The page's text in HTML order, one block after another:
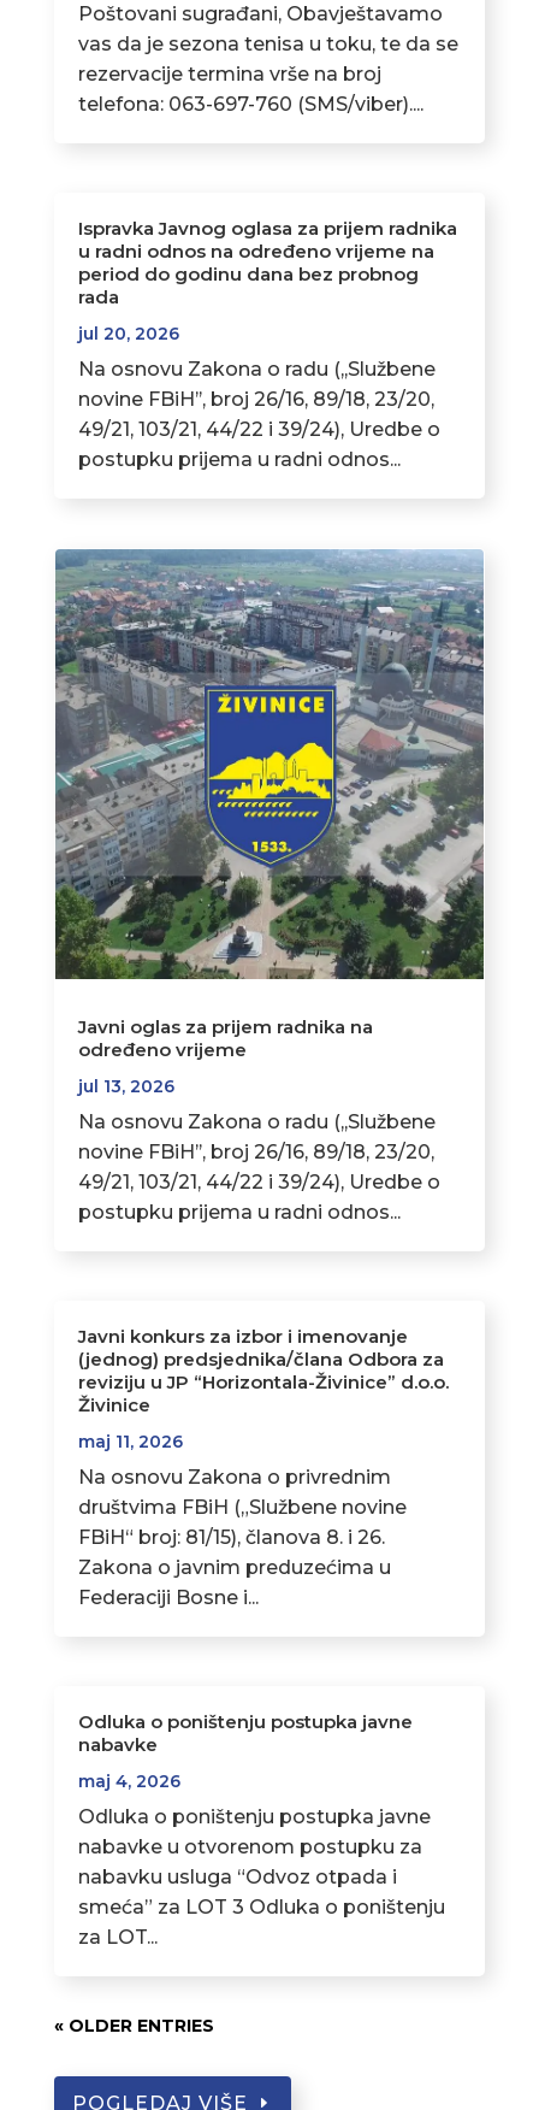
Poštovani sugrađani, Obavještavamo
vas da je sezona tenisa u toku, te da se
rezervacije termina vrše na broj
telefona: 063-697-760 (SMS/viber)....
Ispravka Javnog oglasa za prijem radnika
u radni odnos na određeno vrijeme na
period do godinu dana bez probnog
rada
jul 20, 2026
Na osnovu Zakona o radu (,,Službene
novine FBiH’’, broj 26/16, 89/18, 23/20,
49/21, 103/21, 44/22 i 39/24), Uredbe o
postupku prijema u radni odnos...
Javni oglas za prijem radnika na
određeno vrijeme
jul 13, 2026
Na osnovu Zakona o radu (,,Službene
novine FBiH’’, broj 26/16, 89/18, 23/20,
49/21, 103/21, 44/22 i 39/24), Uredbe o
postupku prijema u radni odnos...
Javni konkurs za izbor i imenovanje
(jednog) predsjednika/člana Odbora za
reviziju u JP “Horizontala-Živinice” d.o.o.
Živinice
maj 11, 2026
Na osnovu Zakona o privrednim
društvima FBiH („Službene novine
FBiH“ broj: 81/15), članova 8. i 26.
Zakona o javnim preduzećima u
Federaciji Bosne i...
Odluka o poništenju postupka javne
nabavke
maj 4, 2026
Odluka o poništenju postupka javne
nabavke u otvorenom postupku za
nabavku usluga “Odvoz otpada i
smeća” za LOT 3 Odluka o poništenju
za LOT...
« OLDER ENTRIES
POGLEDAJ VIŠE